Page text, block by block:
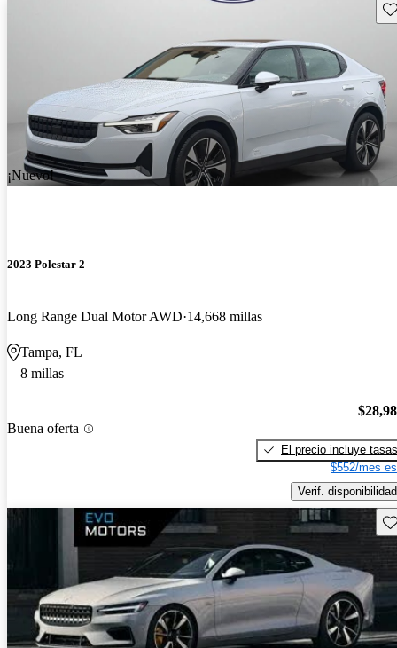
¡Nuevo!
2023 Polestar 2
Long Range Dual Motor AWD 14,668 millas
Tampa, FL
8 millas
Buena oferta
El precio incluye tasas
$552/mes
Verif. disponibilidad